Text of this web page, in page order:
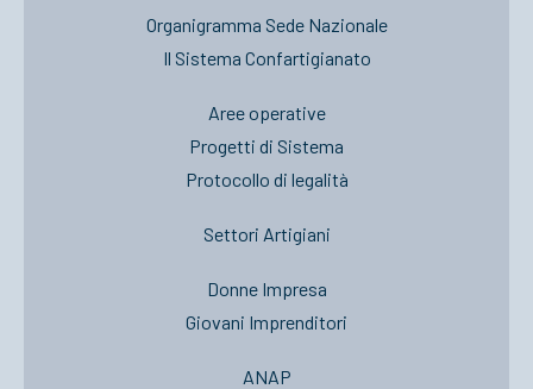
Organigramma Sede Nazionale
Il Sistema Confartigianato
Aree operative
Progetti di Sistema
Protocollo di legalità
Settori Artigiani
Donne Impresa
Giovani Imprenditori
ANAP